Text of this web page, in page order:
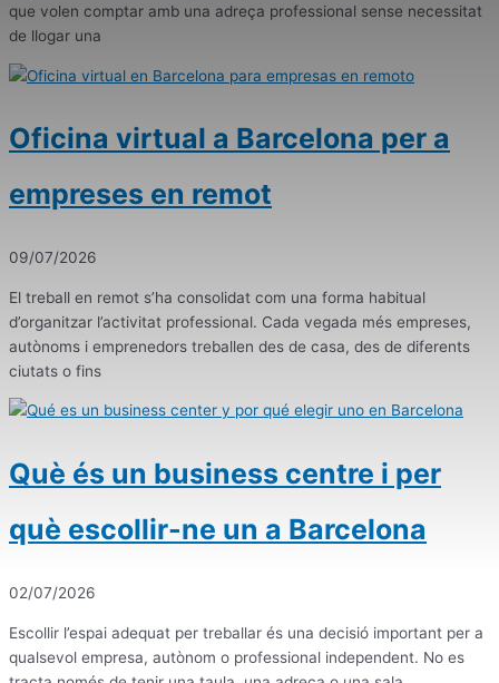
que volen comptar amb una adreça professional sense necessitat
de llogar una
Oficina virtual a Barcelona per a
empreses en remot
09/07/2026
El treball en remot s’ha consolidat com una forma habitual
d’organitzar l’activitat professional. Cada vegada més empreses,
autònoms i emprenedors treballen des de casa, des de diferents
ciutats o fins
Què és un business centre i per
què escollir-ne un a Barcelona
02/07/2026
Escollir l’espai adequat per treballar és una decisió important per a
qualsevol empresa, autònom o professional independent. No es